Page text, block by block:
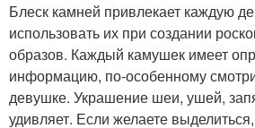
Блеск камней привлекает каждую
использовать их при создании
образов. Каждый камушек имеет
информацию, по-особенному
девушке. Украшение шеи, ушей,
удивляет. Если желаете